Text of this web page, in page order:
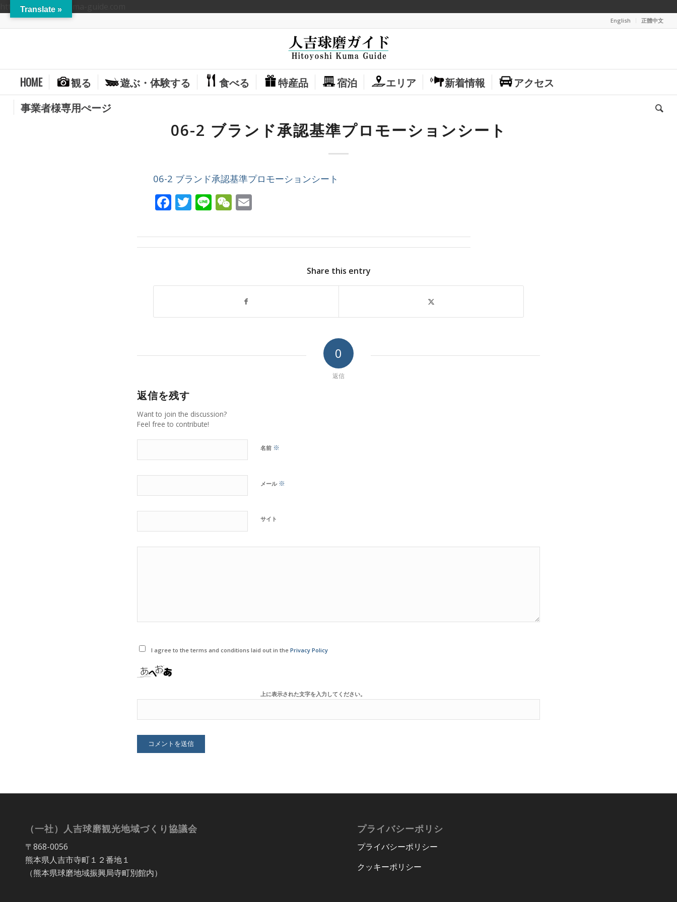
https://hitoyoshikuma-guide.com
English 正體中文
HOME 観る 遊ぶ・体験する 食べる 特産品 宿泊 エリア 新着情報
アクセス
事業者様専用ぺージ
06-2 ブランド承認基準プロモーションシート
06-2 ブランド承認基準プロモーションシート
Facebook
Twitter
LineWeChat
Share this entry
0
返信
返信を残す
Want to join the discussion?
Feel free to contribute!
名前 ※
メール ※
サイト
I agree to the terms and conditions laid out in the Privacy Policy
上に表示された文字を入力してください。
（一社）人吉球磨観光地域づくり協議会
〒868-0056
熊本県人吉市寺町１２番地１
（熊本県球磨地域振興局寺町別館内）
プライバシーポリシ
プライバシーポリシー
クッキーポリシー
Translate »